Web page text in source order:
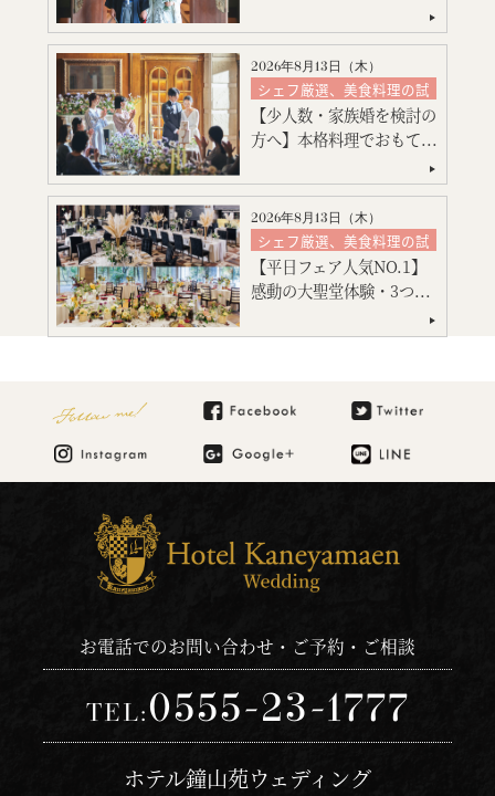
特別限定プレゼント付
会場コーディネート
見積り相談会
引出物・婚礼アイテム紹介
ご宿泊のご予約・ご相談
2026年8月13日（木）
シェフ厳選、美食料理の試
食
絶品スイーツ試食
会場コーディネート
マタニティ・お急ぎ婚相談
見積り相談会
引出物・婚礼アイテム紹介
ご宿泊のご予約・ご相談
【少人数・家族婚を検討の
方へ】本格料理でおもて...
2026年8月13日（木）
シェフ厳選、美食料理の試
食
絶品スイーツ試食
特別限定プレゼント付
【平日フェア人気NO.1】
感動の大聖堂体験・3つ...
Follow me!
お電話でのお問い合わせ・ご予約・ご相談
TEL:0555-23-1777
ホテル鐘山苑ウェディング